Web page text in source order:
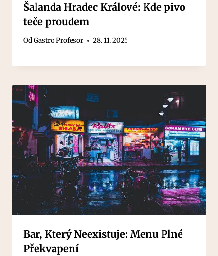
Šalanda Hradec Králové: Kde pivo
teče proudem
OdGastro Profesor 28. 11. 2025
Bar, Který Neexistuje: Menu Plné
Překvapení